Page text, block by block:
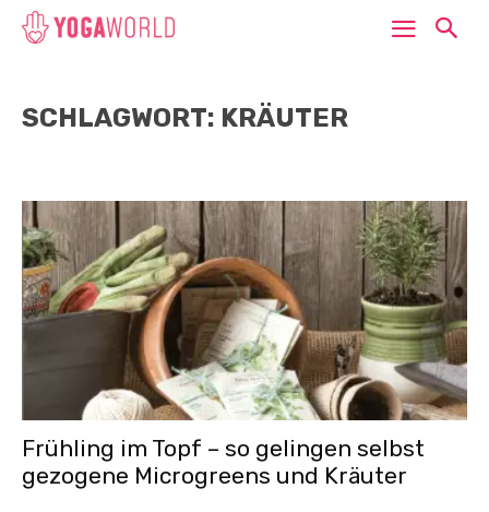
SCHLAGWORT: KRÄUTER
Frühling im Topf – so gelingen selbst
gezogene Microgreens und Kräuter